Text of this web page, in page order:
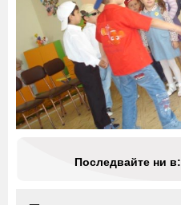
Последвайте ни в: